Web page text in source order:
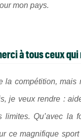
mon pays.
à tous ceux
la compétition,
je veux rendre :
limites. Qu’avec
ce magnifique